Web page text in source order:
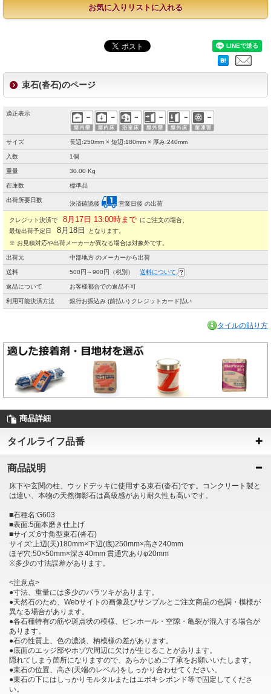
お気に入りリストに入れる
束石(沓石)のページ
適正表示
サイズ 長辺:250mm × 短辺:180mm × 厚み:240mm
入数 1個
重量 30.00 Kg
在庫数 標準品
出荷所要日数
決済確認後 営業日後 の出荷
クレジット決済で 8月17日 13:00時まで にご注文の場合、
最短出荷予定日
8月18日
となります。
※ お見積対応や出荷メーカーが異なる場合は対象外です。
出荷元 中部地方 のメーカーから出荷
送料 500円～900円（税別） 送料について
返品について お客様都合での返品不可
利用可能決済方法 銀行お振込み (前払い) クレジットカード払い
タイルの貼り方
商品詳細
タイルライフ品番
商品説明
床下や玄関の柱、ウッドデッキに使用する束石(沓石)です。コンクリート製と
は違い、本物の天然御影石は高級感があり耐久性も高いです。
■石種名:G603
■表面:5面本磨き仕上げ
■サイズ:6寸角型束石(沓石)
サイズ:上辺(天)180mm×下辺(底)250mm×高さ240mm
ほぞ穴:50×50mm×深さ40mm 貫通穴ありφ20mm
※多少の寸法誤差があります。
<注意点>
●寸法、重量には多少のバラツキがあります。
●天然石のため、Webサイトの画像及びサンプルとご注文商品の色調・模様が
異なる場合があります。
●各石種特有の筋や斑点状の模様、ピンホール・空隙・亀裂が混入する場合が
あります。
●石の性質上、色の濃淡、柄模様の差があります。
●底面のエッジ部やホゾ穴周辺に欠けが生じることがあります。
隠れてしまう箇所になりますので、あらかじめご了承をお願いいたします。
●束石の位置、高さ(天端のレベル)をしっかり合わせてください。
●束石の下にはしっかりモルタルまたはエポキシボンド等で固定してくださ
い。